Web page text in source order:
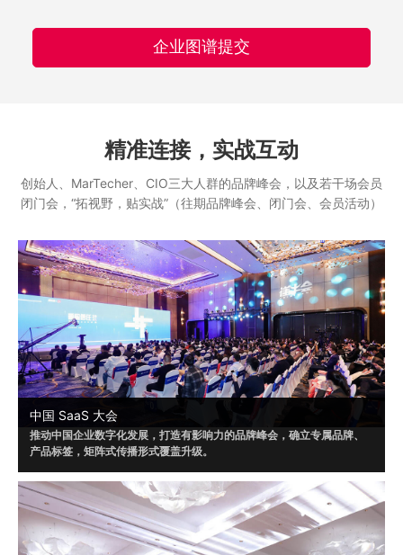
企业图谱提交
精准连接，实战互动
创始人、MarTecher、CIO三大人群的品牌峰会，以及若干场会员
闭门会，“拓视野，贴实战”（往期品牌峰会、闭门会、会员活动）
中国 SaaS 大会
推动中国企业数字化发展，打造有影响力的品牌峰会，确立专属品牌、
产品标签，矩阵式传播形式覆盖升级。